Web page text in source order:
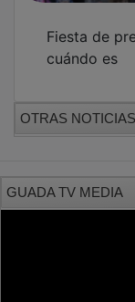
Fiesta de
cuándo es
OTRAS NOTICIAS
GUADA TV MEDIA